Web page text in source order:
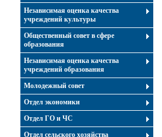
Независимая оценка качества
учреждений культуры
Общественный совет в сфере
образования
Независимая оценка качества
учреждений образования
Молодежный совет
Отдел экономики
Отдел ГО и ЧС
Отдел сельского хозяйства